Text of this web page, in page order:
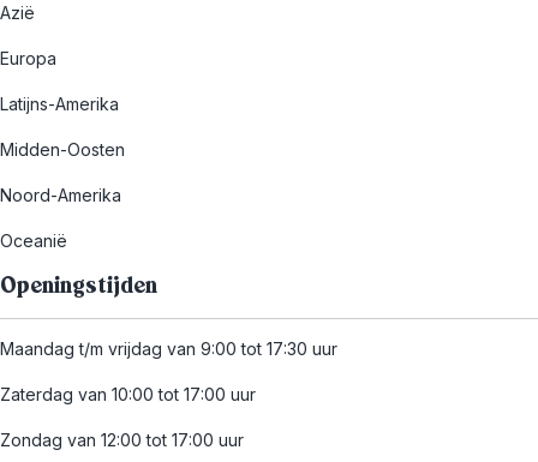
Azië
Europa
Latijns-Amerika
Midden-Oosten
Noord-Amerika
Oceanië
Openingstijden
Maandag t/m vrijdag van 9:00 tot 17:30 uur
Zaterdag van 10:00 tot 17:00 uur
Zondag van 12:00 tot 17:00 uur